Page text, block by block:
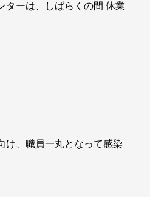
ターは、しばらくの間 休業
け、職員一丸となって感染